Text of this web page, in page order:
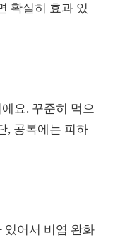
확실히 효과 있
요. 꾸준히 먹으
, 공복에는 피하
있어서 비염 완화